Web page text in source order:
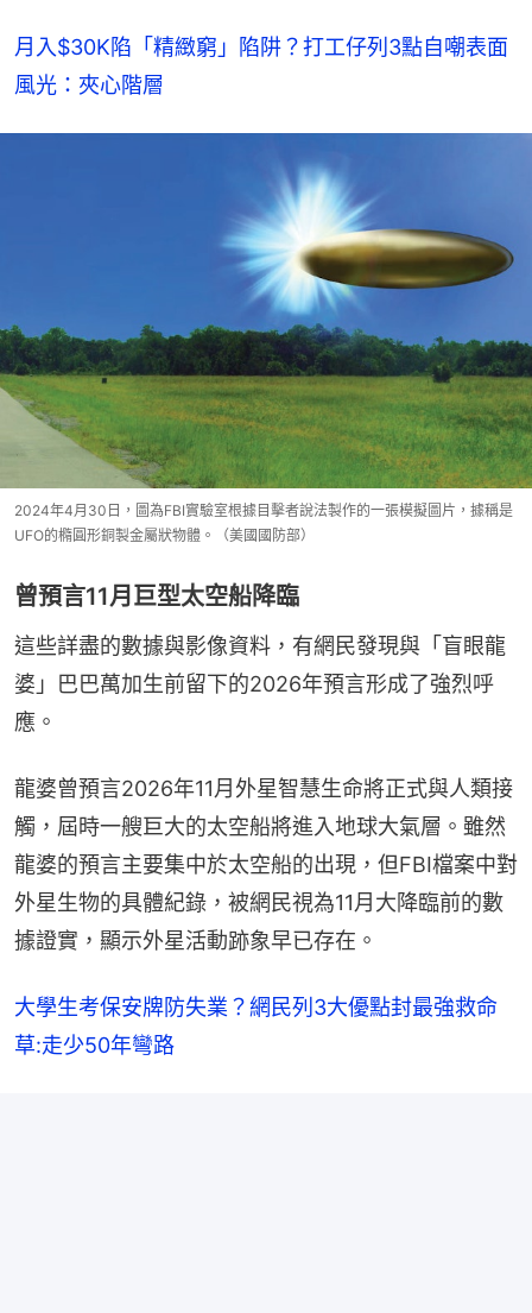
月入$30K陷「精緻窮」陷阱？打工仔列3點自嘲表面
風光：夾心階層
2024年4月30日，圖為FBI實驗室根據目擊者說法製作的一張模擬圖片，據稱是
UFO的橢圓形銅製金屬狀物體。（美國國防部）
曾預言11月巨型太空船降臨
這些詳盡的數據與影像資料，有網民發現與「盲眼龍
婆」巴巴萬加生前留下的2026年預言形成了強烈呼
應。
龍婆曾預言2026年11月外星智慧生命將正式與人類接
觸，屆時一艘巨大的太空船將進入地球大氣層。雖然
龍婆的預言主要集中於太空船的出現，但FBI檔案中對
外星生物的具體紀錄，被網民視為11月大降臨前的數
據證實，顯示外星活動跡象早已存在。
大學生考保安牌防失業？網民列3大優點封最強救命
草:走少50年彎路